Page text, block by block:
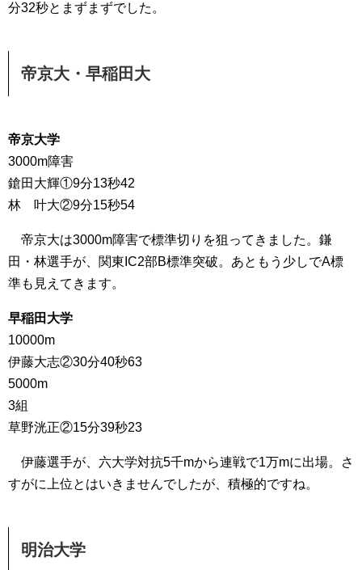
分32秒とまずまずでした。
帝京大・早稲田大
帝京大学
3000m障害
鎗田大輝①9分13秒42
林 叶大②9分15秒54
帝京大は3000m障害で標準切りを狙ってきました。鎌
田・林選手が、関東IC2部B標準突破。あともう少しでA標
準も見えてきます。
早稲田大学
10000m
伊藤大志②30分40秒63
5000m
3組
草野洸正②15分39秒23
伊藤選手が、六大学対抗5千mから連戦で1万mに出場。さ
すがに上位とはいきませんでしたが、積極的ですね。
明治大学